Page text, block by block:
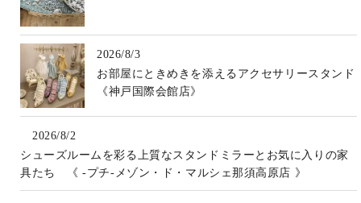
2026/8/3
お部屋にときめきを添えるアクセサリースタンド
《神戸国際会館店》
2026/8/2
シューズルームを彩る上質なスタンドミラーとお気に入りの家
具たち 《 -プチ-メゾン・ド・マルシェ那須高原店 》